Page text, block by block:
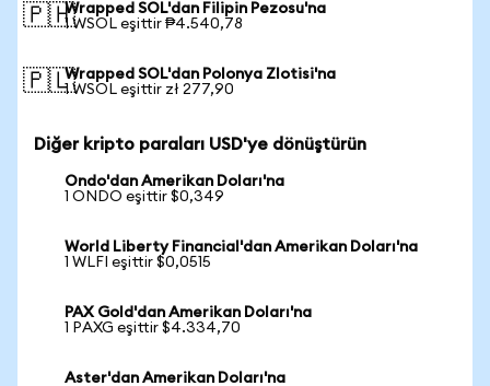
🇵🇭Wrapped SOL'dan Filipin Pezosu'na
1 WSOL eşittir ₱4.540,78
🇵🇱Wrapped SOL'dan Polonya Zlotisi'na
1 WSOL eşittir zł 277,90
Diğer kripto paraları USD'ye dönüştürün
Ondo'dan Amerikan Doları'na
1 ONDO eşittir $0,349
World Liberty Financial'dan Amerikan Doları'na
1 WLFI eşittir $0,0515
PAX Gold'dan Amerikan Doları'na
1 PAXG eşittir $4.334,70
Aster'dan Amerikan Doları'na